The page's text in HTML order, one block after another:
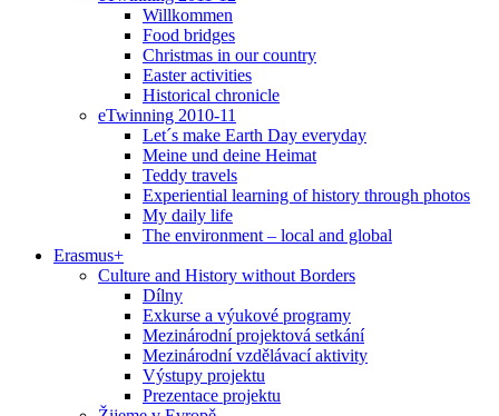
Willkommen
Food bridges
Christmas in our country
Easter activities
Historical chronicle
eTwinning 2010-11
Let´s make Earth Day everyday
Meine und deine Heimat
Teddy travels
Experiential learning of history through photos
My daily life
The environment – local and global
Erasmus+
Culture and History without Borders
Dílny
Exkurse a výukové programy
Mezinárodní projektová setkání
Mezinárodní vzdělávací aktivity
Výstupy projektu
Prezentace projektu